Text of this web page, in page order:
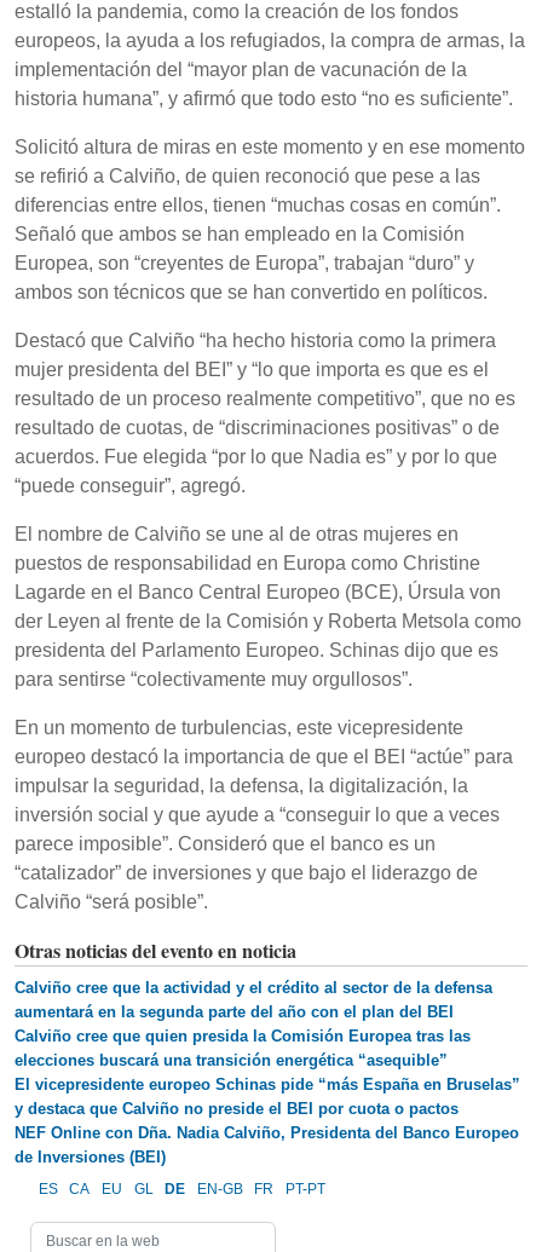
estalló la pandemia, como la creación de los fondos
europeos, la ayuda a los refugiados, la compra de armas, la
implementación del “mayor plan de vacunación de la
historia humana”, y afirmó que todo esto “no es suficiente”.
Solicitó altura de miras en este momento y en ese momento
se refirió a Calviño, de quien reconoció que pese a las
diferencias entre ellos, tienen “muchas cosas en común”.
Señaló que ambos se han empleado en la Comisión
Europea, son “creyentes de Europa”, trabajan “duro” y
ambos son técnicos que se han convertido en políticos.
Destacó que Calviño “ha hecho historia como la primera
mujer presidenta del BEI” y “lo que importa es que es el
resultado de un proceso realmente competitivo”, que no es
resultado de cuotas, de “discriminaciones positivas” o de
acuerdos. Fue elegida “por lo que Nadia es” y por lo que
“puede conseguir”, agregó.
El nombre de Calviño se une al de otras mujeres en
puestos de responsabilidad en Europa como Christine
Lagarde en el Banco Central Europeo (BCE), Úrsula von
der Leyen al frente de la Comisión y Roberta Metsola como
presidenta del Parlamento Europeo. Schinas dijo que es
para sentirse “colectivamente muy orgullosos”.
En un momento de turbulencias, este vicepresidente
europeo destacó la importancia de que el BEI “actúe” para
impulsar la seguridad, la defensa, la digitalización, la
inversión social y que ayude a “conseguir lo que a veces
parece imposible”. Consideró que el banco es un
“catalizador” de inversiones y que bajo el liderazgo de
Calviño “será posible”.
Otras noticias del evento en noticia
Calviño cree que la actividad y el crédito al sector de la defensa
aumentará en la segunda parte del año con el plan del BEI
Calviño cree que quien presida la Comisión Europea tras las
elecciones buscará una transición energética “asequible”
El vicepresidente europeo Schinas pide “más España en Bruselas”
y destaca que Calviño no preside el BEI por cuota o pactos
NEF Online con Dña. Nadia Calviño, Presidenta del Banco Europeo
de Inversiones (BEI)
ES CA EU GL DE EN-GB FR PT-PT